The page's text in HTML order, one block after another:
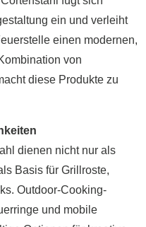
ein und verleiht
einen modernen,
von
diese Produkte zu
dienen nicht nur als
Basis für Grillroste,
Outdoor-Cooking-
und mobile